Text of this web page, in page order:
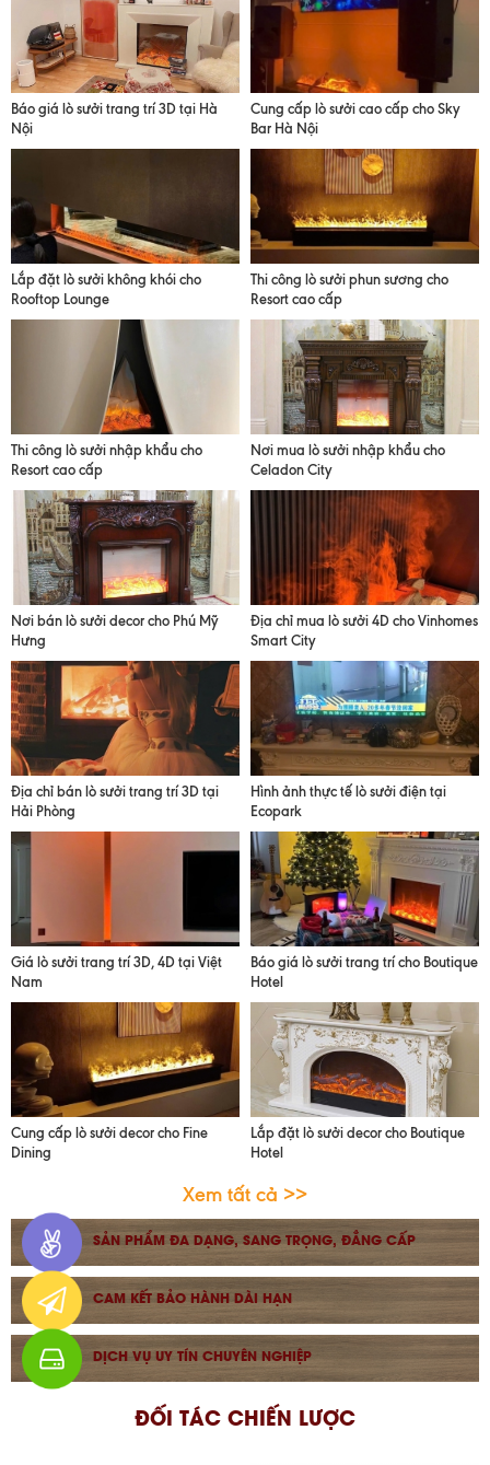
Báo giá lò sưởi trang trí 3D tại Hà
Nội
Cung cấp lò sưởi cao cấp cho Sky
Bar Hà Nội
Lắp đặt lò sưởi không khói cho
Rooftop Lounge
Thi công lò sưởi phun sương cho
Resort cao cấp
Thi công lò sưởi nhập khẩu cho
Resort cao cấp
Nơi mua lò sưởi nhập khẩu cho
Celadon City
Nơi bán lò sưởi decor cho Phú Mỹ
Hưng
Địa chỉ mua lò sưởi 4D cho Vinhomes
Smart City
Địa chỉ bán lò sưởi trang trí 3D tại
Hải Phòng
Hình ảnh thực tế lò sưởi điện tại
Ecopark
Giá lò sưởi trang trí 3D, 4D tại Việt
Nam
Báo giá lò sưởi trang trí cho Boutique
Hotel
Cung cấp lò sưởi decor cho Fine
Dining
Lắp đặt lò sưởi decor cho Boutique
Hotel
Xem tất cả >>
SẢN PHẨM ĐA DẠNG, SANG TRỌNG, ĐẲNG CẤP
CAM KẾT BẢO HÀNH DÀI HẠN
DỊCH VỤ UY TÍN CHUYÊN NGHIỆP
ĐỐI TÁC CHIẾN LƯỢC